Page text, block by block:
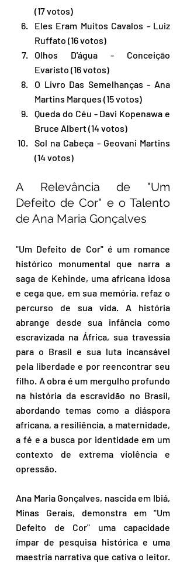
(17 votos)
Eles Eram Muitos Cavalos - Luiz
Ruffato (16 votos)
Olhos D'água - Conceição
Evaristo (16 votos)
O Livro Das Semelhanças - Ana
Martins Marques (15 votos)
Queda do Céu - Davi Kopenawa e
Bruce Albert (14 votos)
Sol na Cabeça - Geovani Martins
(14 votos)
A Relevância de "Um
Defeito de Cor" e o Talento
de Ana Maria Gonçalves
"Um Defeito de Cor" é um romance
histórico monumental que narra a
saga de Kehinde, uma africana idosa
e cega que, em sua memória, refaz o
percurso de sua vida. A história
abrange desde sua infância como
escravizada na África, sua travessia
para o Brasil e sua luta incansável
pela liberdade e por reencontrar seu
filho. A obra é um mergulho profundo
na história da escravidão no Brasil,
abordando temas como a diáspora
africana, a resiliência, a maternidade,
a fé e a busca por identidade em um
contexto de extrema violência e
opressão.
Ana Maria Gonçalves, nascida em Ibiá,
Minas Gerais, demonstra em "Um
Defeito de Cor" uma capacidade
ímpar de pesquisa histórica e uma
maestria narrativa que cativa o leitor.